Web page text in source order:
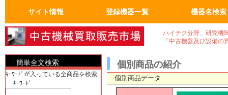
サイト情報
トップページ
FAQ：よくある質問
人気の商品
会員ページ
運営会社概要
登録機器一覧
真空機器・真空ポンプ 真空機器
真空ポンプ
真空コンポーネント
試験・検査機
洗浄、クリーニンク゛
加熱機、冷却機
分析機器
計測、計量機・顕微鏡 計測、計量機
顕微鏡
汎用理化学機器
電気計測器・光学関連 電気計測器
光学関連
物流、包装、保管
成形、樹脂、フィルム
クリーンルーム関係
電気機器、部品
工作機械、加工機
ユーティリティ機器
半導体・実装機器関連 半導体関連
実装機器関連
バイオ関連
OA事務什器・その他 OA事務什器
その他
機器名検索
ハイテク分野、研究機
「中古機器及び設備
簡単全文検索
ｷｰﾜｰﾄﾞが入っている全商品を検索
ｷｰﾜｰﾄﾞ
個別商品の紹介
個別商品データ